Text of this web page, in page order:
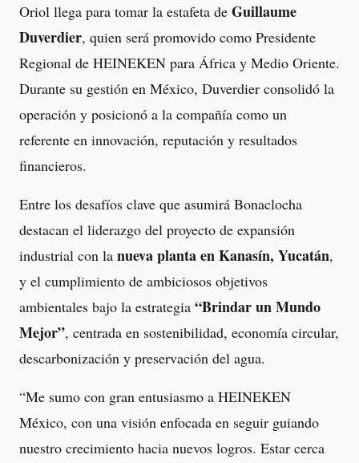
Oriol llega para tomar la estafeta de Guillaume
Duverdier, quien será promovido como Presidente
Regional de HEINEKEN para África y Medio Oriente.
Durante su gestión en México, Duverdier consolidó la
operación y posicionó a la compañía como un
referente en innovación, reputación y resultados
financieros.
Entre los desafíos clave que asumirá Bonaclocha
destacan el liderazgo del proyecto de expansión
industrial con la nueva planta en Kanasín, Yucatán,
y el cumplimiento de ambiciosos objetivos
ambientales bajo la estrategia “Brindar un Mundo
Mejor”, centrada en sostenibilidad, economía circular,
descarbonización y preservación del agua.
“Me sumo con gran entusiasmo a HEINEKEN
México, con una visión enfocada en seguir guiando
nuestro crecimiento hacia nuevos logros. Estar cerca